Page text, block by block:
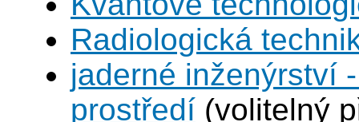
Radiologická
jaderné inženýrství
prostředí (volitelný